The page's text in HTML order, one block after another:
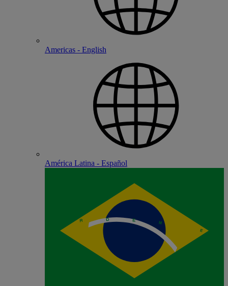
Americas - English
América Latina - Español